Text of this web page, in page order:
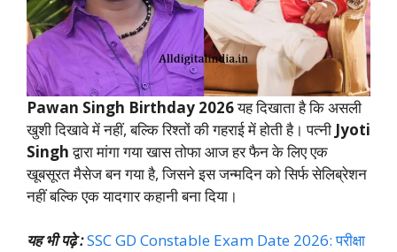
Pawan Singh Birthday 2026यह दिखाता है कि असली
खुशी दिखावे में नहीं, बल्कि रिश्तों की गहराई में होती है। पत्नी Jyoti
Singhद्वारा मांगा गया खास तोफा आज हर फैन के लिए एक
खूबसूरत मैसेज बन गया है, जिसने इस जन्मदिन को सिर्फ सेलिब्रेशन
नहीं बल्कि एक यादगार कहानी बना दिया।
यह भी पढ़े :SSC GD Constable Exam Date 2026: परीक्षा